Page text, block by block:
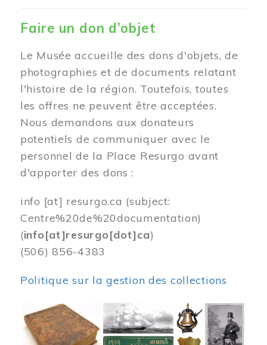
Faire un don d’objet
Le Musée accueille des dons d'objets, de
photographies et de documents relatant
l'histoire de la région. Toutefois, toutes
les offres ne peuvent être acceptées.
Nous demandons aux donateurs
potentiels de communiquer avec le
personnel de la Place Resurgo avant
d'apporter des dons :
info [at] resurgo.ca (subject:
Centre%20de%20documentation)
(info[at]resurgo[dot]ca)
(506) 856-4383
Politique sur la gestion des collections